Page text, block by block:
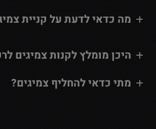
מה כדאי לדעת על קניית
היכן מומלץ לקנות צמיגים
מתי כדאי להחליף צמיגים?